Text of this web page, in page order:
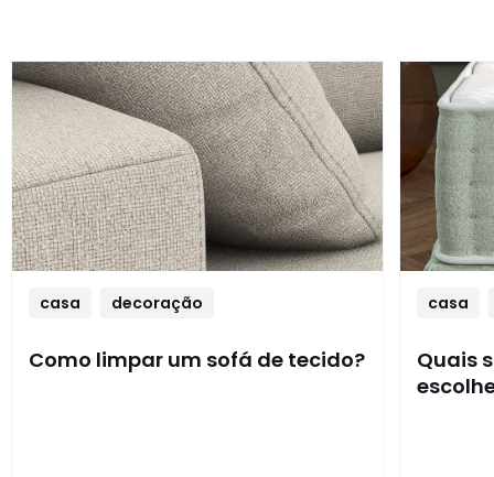
casa decoração
Como limpar um sofá de tecido?
casa
Quais